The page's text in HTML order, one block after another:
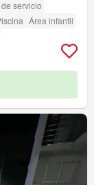
servicio
Área infantil